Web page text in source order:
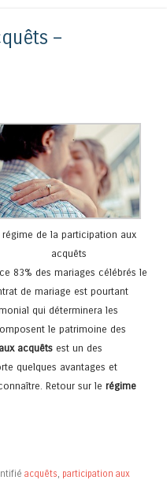
–
régime de la participation aux
acquêts
83% des mariages célébrés le
de mariage est pourtant
qui déterminera les
le patrimoine des
acquêts est un des
quelques avantages et
Retour sur le régime
acquêts participation aux